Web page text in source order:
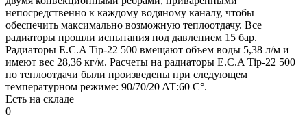
непосредственно к каждому водяному каналу, чтобы
обеспечить максимально возможную теплоотдачу. Все
радиаторы прошли испытания под давлением 15 бар.
Радиаторы E.C.A Tip-22 500 вмещают объем воды 5,38 л/м и
имеют вес 28,36 кг/м. Расчеты на радиаторы E.C.A Tip-22 500
по теплоотдачи были произведены при следующем
температурном режиме: 90/70/20 ∆Т:60 C°.
Есть на складе
0